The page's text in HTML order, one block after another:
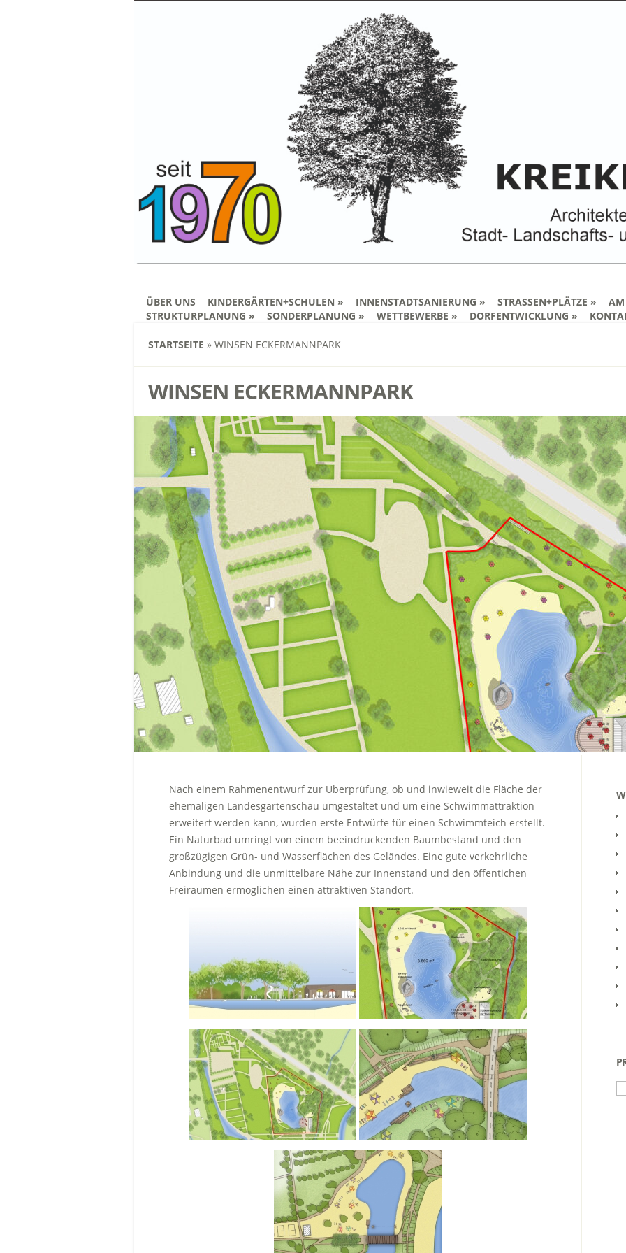
ÜBER UNS KINDERGÄRTEN+SCHULEN INNENSTADTSANIERUNG STRASSEN+PLÄTZE
AM
STRUKTURPLANUNG
SONDERPLANUNG WETTBEWERBE DORFENTWICKLUNG
STARTSEITE » WINSEN ECKERMANNPARK
WINSEN ECKERMANNPARK
Nach einem Rahmenentwurf zur Überprüfung, ob und inwieweit die Fläche der
ehemaligen Landesgartenschau umgestaltet und um eine Schwimmattraktion
erweitert werden kann, wurden erste Entwürfe für einen Schwimmteich erstellt.
Ein Naturbad umringt von einem beeindruckenden Baumbestand und den
großzügigen Grün- und Wasserflächen des Geländes. Eine gute verkehrliche
Anbindung und die unmittelbare Nähe zur Innenstand und den öffentichen
Freiräumen ermöglichen einen attraktiven Standort.